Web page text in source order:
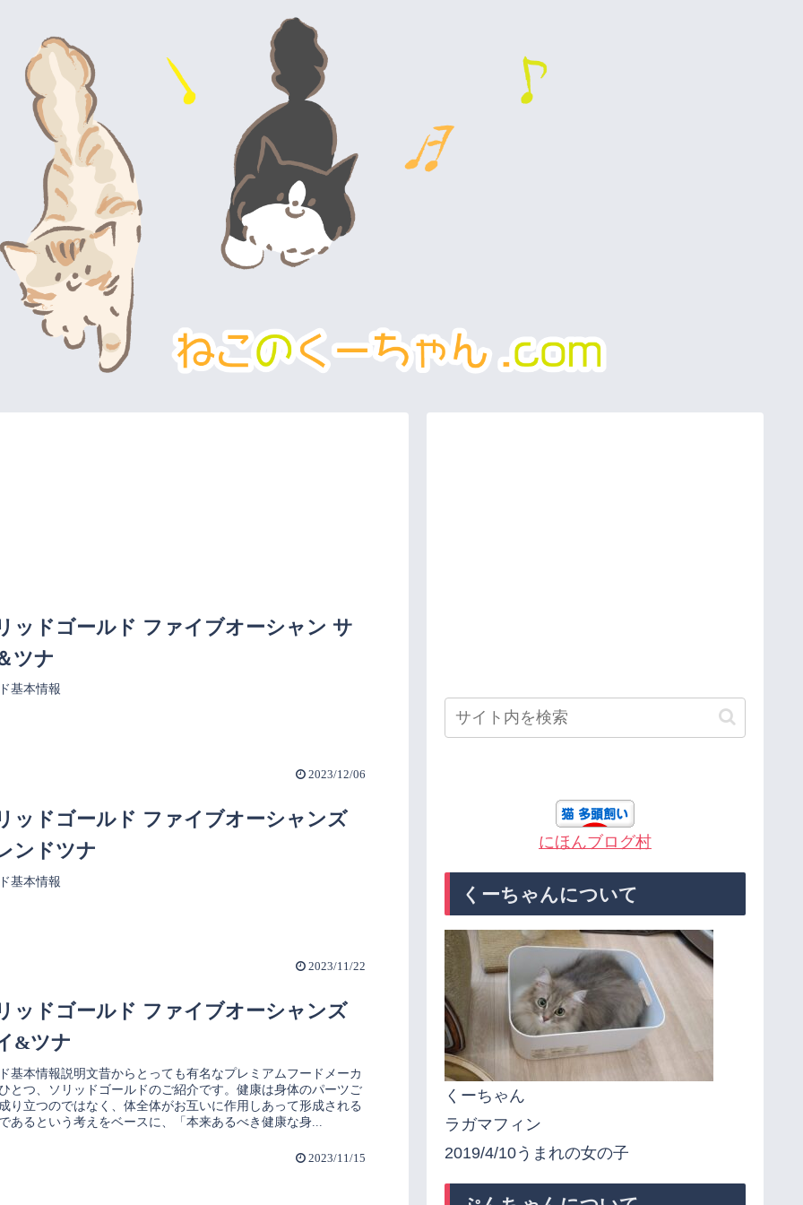
ッドゴールド ファイブオーシャン サ
ツナ
基本情報
2023/12/06
ッドゴールド ファイブオーシャンズ
ンドツナ
基本情報
2023/11/22
ッドゴールド ファイブオーシャンズ
&ツナ
基本情報説明文昔からとっても有名なプレミアムフードメーカ
とつ、ソリッドゴールドのご紹介です。健康は身体のパーツご
り立つのではなく、体全体がお互いに作用しあって形成される
あるという考えをベースに、「本来あるべき健康な身...
2023/11/15
にほんブログ村
くーちゃんについて
くーちゃん
ラガマフィン
2019/4/10うまれの女の子